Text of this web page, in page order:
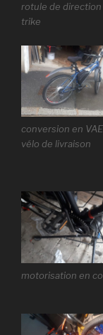
rotule de
trike
conversion en VAE
vélo de livraison
motorisation en